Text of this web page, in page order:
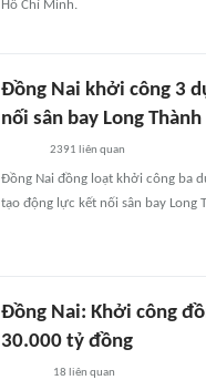
Hồ Chí Minh.
Đồng Nai khởi công 3
nối sân bay Long Thành
2391 liên quan
Đồng Nai đồng loạt khởi công ba
tạo động lực kết nối sân bay Long
Đồng Nai: Khởi công
30.000 tỷ đồng
18 liên quan